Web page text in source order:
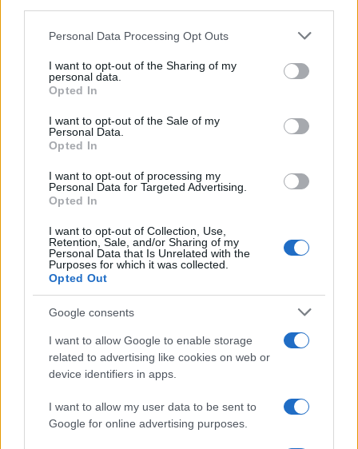
Please note that this website/app uses one or more Google
not limited to your visit or usage behaviour. You may click to
grant or deny consent to Google and its third-party tags to
use your data for below specified purposes in below Google
consent section.
Personal Data Processing Opt Outs
I want to opt-out of the Sharing of my
personal data.
Opted In
I want to opt-out of the Sale of my
Personal Data.
Opted In
I want to opt-out of processing my
Personal Data for Targeted Advertising.
Opted In
I want to opt-out of Collection, Use,
Retention, Sale, and/or Sharing of my
Personal Data that Is Unrelated with the
Purposes for which it was collected.
Opted Out
Google consents
I want to allow Google to enable storage
related to advertising like cookies on web or
device identifiers in apps.
I want to allow my user data to be sent to
Google for online advertising purposes.
Νότιο Αιγαίο
03/04/2018 - 20:03
Εξοικονόμηση κατ΄ οίκον ΙΙ: Πέντε
03/04/2018 - 10:20
Για ποιές περιοχές τρέχουν οι
αιτήσεις του «Εξοικονόμηση Κατ’
02/04/2018 - 20:00
Εξοικονομώ Κατ’ Οίκον ΙΙ: 2
Απριλίου οι αιτήσεις για Αττική